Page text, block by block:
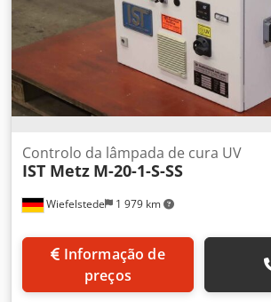
Wiefelstede 1 979 km
Controlo da lâmpada de cura UV
IST Metz M-20-1-S-SS
preços